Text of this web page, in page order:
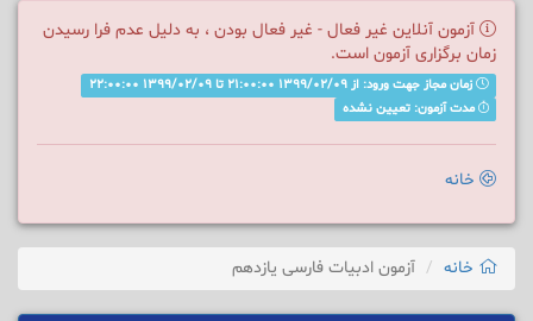
آزمون آنلاین غیر فعال - غیر فعال بودن ، به دلیل عدم فرا رسیدن
زمان برگزاری آزمون است.
زمان مجاز جهت ورود: از 1399/02/09 21:00:00 تا 1399/02/09 22:00:00
مدت آزمون: تعیین نشده
خانه
خانه آزمون ادبیات فارسی یازدهم